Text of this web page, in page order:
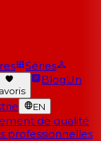
Séries
BlogUn
EN
de qualité
professionnelles